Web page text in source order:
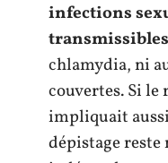
infections
transmissibles
chlamydia, ni
couvertes. Si
impliquait
dépistage reste